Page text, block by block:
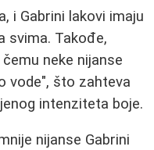
i Gabrini lakovi imaju
svima. Takođe,
neke nijanse
vode", što zahteva
intenziteta boje.
nijanse Gabrini